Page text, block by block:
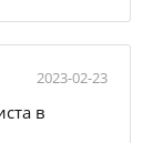
2023-02-23
в